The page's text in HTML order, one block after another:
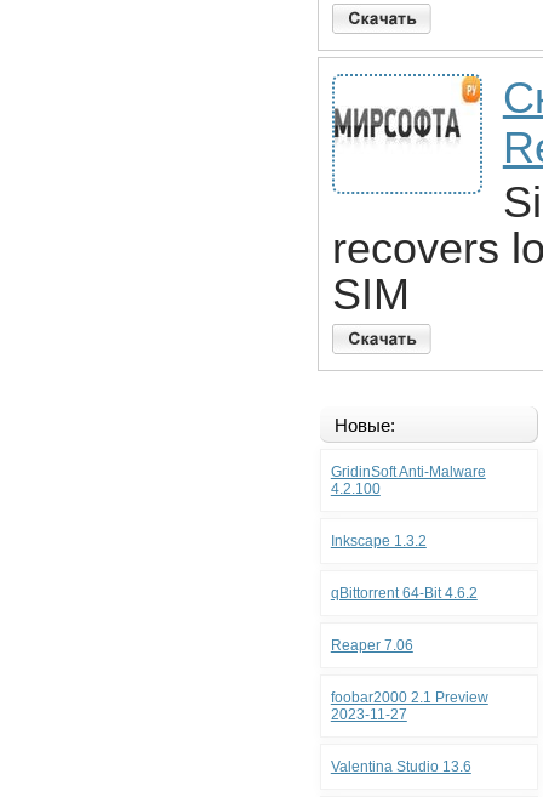
recovers
SIM
Новые:
GridinSoft Anti-Malware
4.2.100
Inkscape 1.3.2
qBittorrent 64-Bit 4.6.2
Reaper 7.06
foobar2000 2.1 Preview
2023-11-27
Valentina Studio 13.6